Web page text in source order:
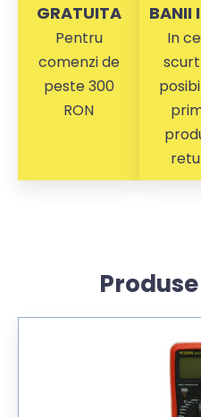
GRATUITA
Pentru
comenzi de
peste 300
RON
BANII
In